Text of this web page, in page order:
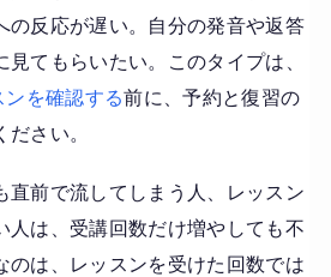
の反応が遅い。自分の発音や返答
てもらいたい。このタイプは、
ンを確認する前に、予約と復習の
さい。
直前で流してしまう人、レッスン
人は、受講回数だけ増やしても不
のは、レッスンを受けた回数では